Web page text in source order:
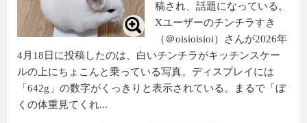
稿され、話題になっている。
Xユーザーのチンチラすき
（＠oisioisioi）さんが2026年
4月18日に投稿したのは、白いチンチラがキッチンスケー
ルの上にちょこんと乗っている写真。ディスプレイには
「642g」の数字がくっきりと表示されている。まるで「ぼ
くの体重見てくれ...